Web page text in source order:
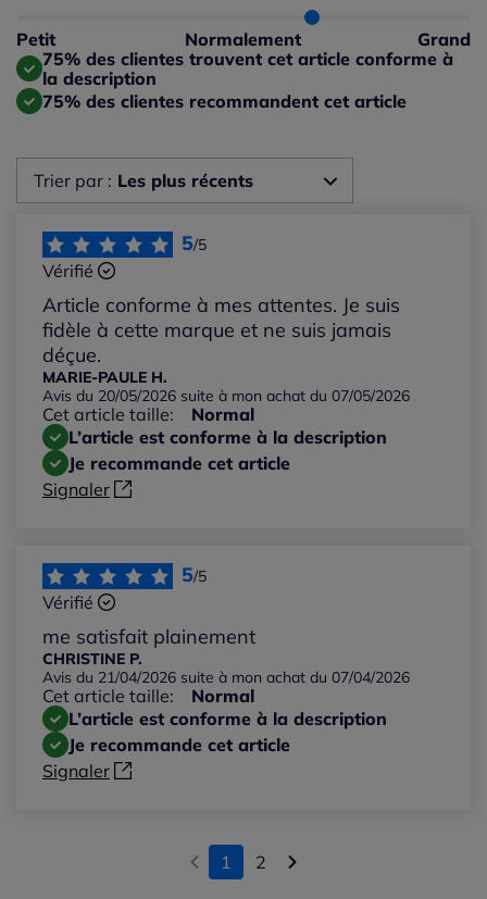
Petit Normalement Grand
Taille grand : 25%
75% des clientes trouvent cet article conforme à
la description
75% des clientes recommandent cet article
Trier par : Les plus récents
Les plus récents
Les plus anciens
Notes les plus élevées
Notes les plus basses
5/5
Vérifié
Article conforme à mes attentes. Je suis
fidèle à cette marque et ne suis jamais
déçue.
MARIE-PAULE H.
Avis du 20/05/2026 suite à mon achat du 07/05/2026
Cet article taille:
Normal
L’article est conforme à la description
Je recommande cet article
Signaler
5/5
Vérifié
me satisfait plainement
CHRISTINE P.
Avis du 21/04/2026 suite à mon achat du 07/04/2026
Cet article taille:
Normal
L’article est conforme à la description
Je recommande cet article
Signaler
1 2